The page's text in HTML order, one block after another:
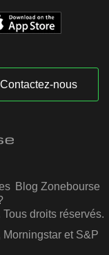
Contactez-nous
Blog Zonebourse
droits réservés.
Morningstar et S&P